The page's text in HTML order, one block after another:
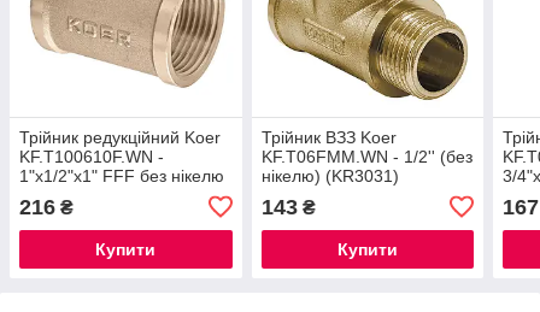
Трійник редукційний Koer
KF.T100610F.WN -
1"х1/2"х1" FFF без нікелю
216 ₴
Купити
Трійник ВЗЗ Koer
KF.T06FMM.WN - 1/2'' (без
нікелю) (KR3031)
143₴
Купити
3/
167